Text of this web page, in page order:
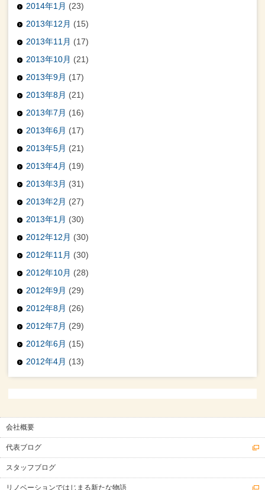
2014年1月 (23)
2013年12月 (15)
2013年11月 (17)
2013年10月 (21)
2013年9月 (17)
2013年8月 (21)
2013年7月 (16)
2013年6月 (17)
2013年5月 (21)
2013年4月 (19)
2013年3月 (31)
2013年2月 (27)
2013年1月 (30)
2012年12月 (30)
2012年11月 (30)
2012年10月 (28)
2012年9月 (29)
2012年8月 (26)
2012年7月 (29)
2012年6月 (15)
2012年4月 (13)
会社概要
代表ブログ
スタッフブログ
リノベーションではじまる新たな物語